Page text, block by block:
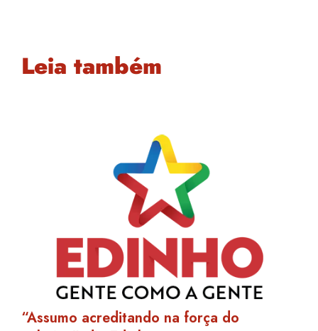
Leia também
“Assumo acreditando na força do